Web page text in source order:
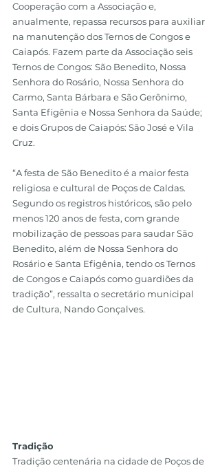
Cooperação com a Associação e,
anualmente, repassa recursos para auxiliar
na manutenção dos Ternos de Congos e
Caiapós. Fazem parte da Associação seis
Ternos de Congos: São Benedito, Nossa
Senhora do Rosário, Nossa Senhora do
Carmo, Santa Bárbara e São Gerônimo,
Santa Efigênia e Nossa Senhora da Saúde;
e dois Grupos de Caiapós: São José e Vila
Cruz.
“A festa de São Benedito é a maior festa
religiosa e cultural de Poços de Caldas.
Segundo os registros históricos, são pelo
menos 120 anos de festa, com grande
mobilização de pessoas para saudar São
Benedito, além de Nossa Senhora do
Rosário e Santa Efigênia, tendo os Ternos
de Congos e Caiapós como guardiões da
tradição”, ressalta o secretário municipal
de Cultura, Nando Gonçalves.
Tradição
Tradição centenária na cidade de Poços de